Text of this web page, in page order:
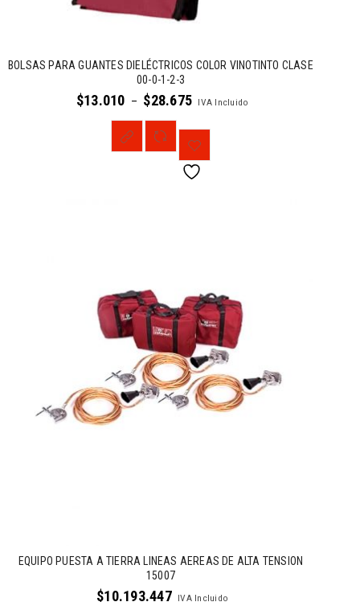
BOLSAS PARA GUANTES DIELÉCTRICOS COLOR VINOTINTO CLASE
00-0-1-2-3
$13.010 – $28.675 IVA Incluido
EQUIPO PUESTA A TIERRA LINEAS AEREAS DE ALTA TENSION
15007
$10.193.447 IVA Incluido